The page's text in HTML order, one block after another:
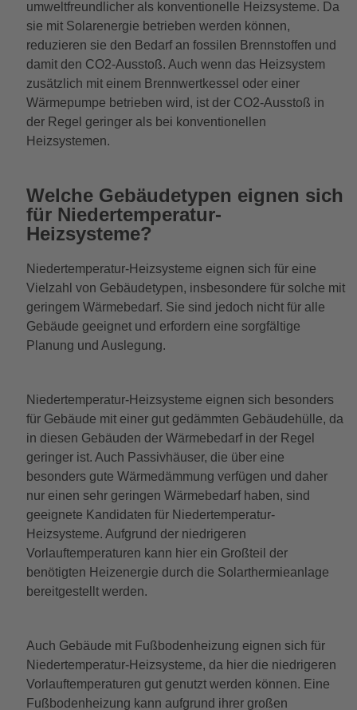
umweltfreundlicher als konventionelle Heizsysteme. Da
sie mit Solarenergie betrieben werden können,
reduzieren sie den Bedarf an fossilen Brennstoffen und
damit den CO2-Ausstoß. Auch wenn das Heizsystem
zusätzlich mit einem Brennwertkessel oder einer
Wärmepumpe betrieben wird, ist der CO2-Ausstoß in
der Regel geringer als bei konventionellen
Heizsystemen.
Welche Gebäudetypen eignen sich
für Niedertemperatur-
Heizsysteme?
Niedertemperatur-Heizsysteme eignen sich für eine
Vielzahl von Gebäudetypen, insbesondere für solche mit
geringem Wärmebedarf. Sie sind jedoch nicht für alle
Gebäude geeignet und erfordern eine sorgfältige
Planung und Auslegung.
Niedertemperatur-Heizsysteme eignen sich besonders
für Gebäude mit einer gut gedämmten Gebäudehülle, da
in diesen Gebäuden der Wärmebedarf in der Regel
geringer ist. Auch Passivhäuser, die über eine
besonders gute Wärmedämmung verfügen und daher
nur einen sehr geringen Wärmebedarf haben, sind
geeignete Kandidaten für Niedertemperatur-
Heizsysteme. Aufgrund der niedrigeren
Vorlauftemperaturen kann hier ein Großteil der
benötigten Heizenergie durch die Solarthermieanlage
bereitgestellt werden.
Auch Gebäude mit Fußbodenheizung eignen sich für
Niedertemperatur-Heizsysteme, da hier die niedrigeren
Vorlauftemperaturen gut genutzt werden können. Eine
Fußbodenheizung kann aufgrund ihrer großen